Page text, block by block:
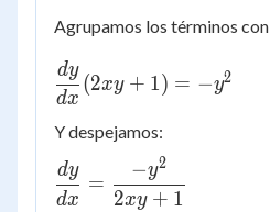
\dfrac{dy}
{dx} = 0
Agrupamos los términos con
\dfrac{dy}
{dx}(2xy
+ 1) = -
dx
dy
(2xy + 1) = −y2
Y despejamos:
\dfrac{dy}
{dx} =
dx
dy
=
2xy + 1
−y2